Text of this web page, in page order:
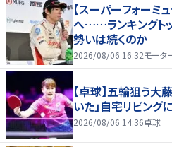
【スーパーフォーミ
へ……ランキングト
勢いは続くのか
2026/08/06 16:32モータ
【卓球】五輪狙う大
いた」自宅リビン
2026/08/06 14:36卓球